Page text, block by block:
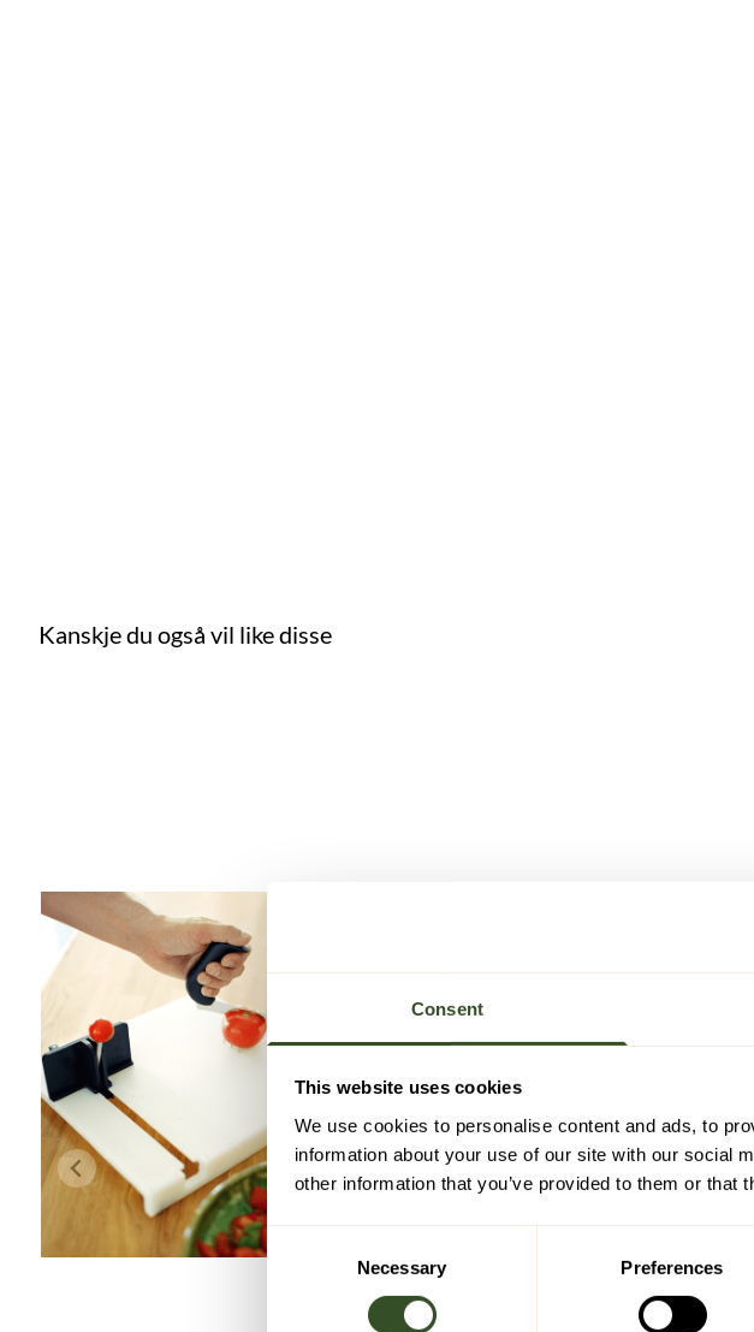
Consent
This website uses cookies
We use cookies to personalise content and ads, to
information about your use of our site with our social
other information that you’ve provided to them or that
Necessary Preferences
Kanskje du også vil like disse